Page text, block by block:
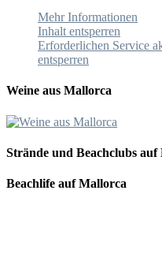
Mehr Informationen
Inhalt entsperren
Erforderlichen Service
entsperren
Weine aus Mallorca
Strände und Beachclubs auf
Beachlife auf Mallorca